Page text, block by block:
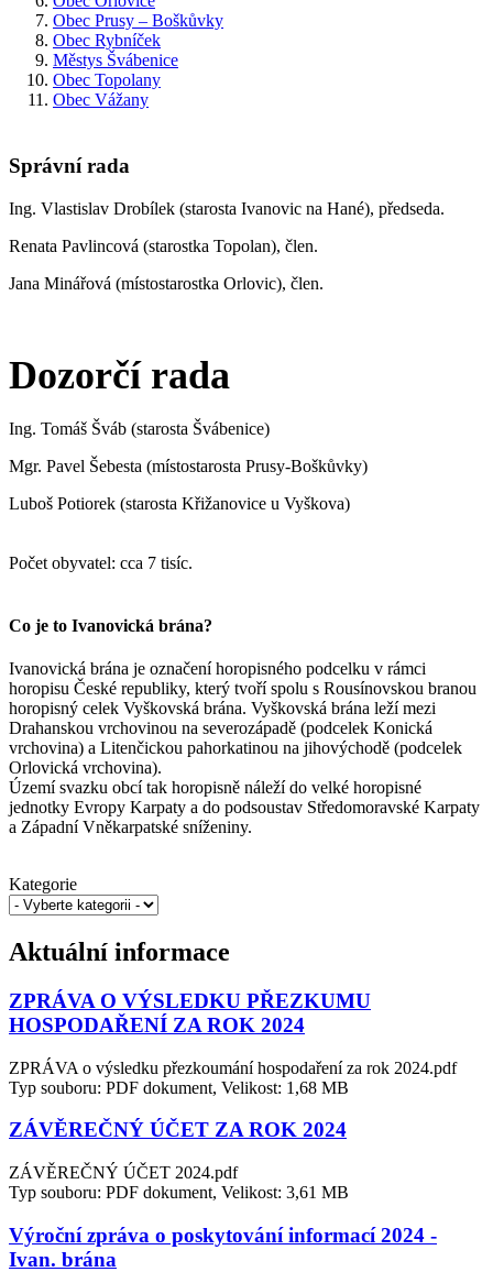
Obec Prusy – Boškůvky
Obec Rybníček
Městys Švábenice
Obec Topolany
Obec Vážany
Správní rada
Ing. Vlastislav Drobílek (starosta Ivanovic na Hané), předseda.
Renata Pavlincová (starostka Topolan), člen.
Jana Minářová (místostarostka Orlovic), člen.
Dozorčí rada
Ing. Tomáš Šváb (starosta Švábenice)
Mgr. Pavel Šebesta (místostarosta Prusy-Boškůvky)
Luboš Potiorek (starosta Křižanovice u Vyškova)
Počet obyvatel: cca 7 tisíc.
Co je to Ivanovická brána?
Ivanovická brána je označení horopisného podcelku v rámci
horopisu České republiky, který tvoří spolu s Rousínovskou branou
horopisný celek Vyškovská brána. Vyškovská brána leží mezi
Drahanskou vrchovinou na severozápadě (podcelek Konická
vrchovina) a Litenčickou pahorkatinou na jihovýchodě (podcelek
Orlovická vrchovina).
Území svazku obcí tak horopisně náleží do velké horopisné
jednotky Evropy Karpaty a do podsoustav Středomoravské Karpaty
a Západní Vněkarpatské sníženiny.
Kategorie
Aktuální informace
ZPRÁVA O VÝSLEDKU PŘEZKUMU
HOSPODAŘENÍ ZA ROK 2024
ZPRÁVA o výsledku přezkoumání hospodaření za rok 2024.pdf
Typ souboru: PDF dokument, Velikost: 1,68 MB
ZÁVĚREČNÝ ÚČET ZA ROK 2024
ZÁVĚREČNÝ ÚČET 2024.pdf
Typ souboru: PDF dokument, Velikost: 3,61 MB
Výroční zpráva o poskytování informací 2024 -
Ivan. brána